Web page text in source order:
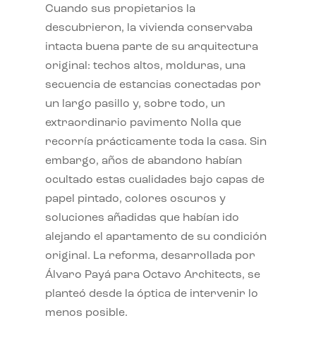
Cuando sus propietarios la
descubrieron, la vivienda conservaba
intacta buena parte de su arquitectura
original: techos altos, molduras, una
secuencia de estancias conectadas por
un largo pasillo y, sobre todo, un
extraordinario pavimento Nolla que
recorría prácticamente toda la casa. Sin
embargo, años de abandono habían
ocultado estas cualidades bajo capas de
papel pintado, colores oscuros y
soluciones añadidas que habían ido
alejando el apartamento de su condición
original. La reforma, desarrollada por
Álvaro Payá para Octavo Architects, se
planteó desde la óptica de intervenir lo
menos posible.